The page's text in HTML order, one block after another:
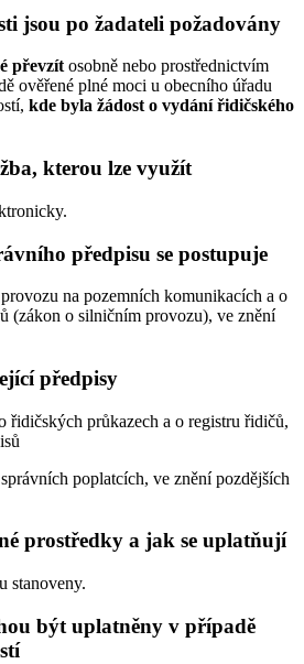
jsou po žadateli požadovány
převzítosobně nebo prostřednictvím
ověřené plné moci u obecního úřadu
kde byla žádost o vydání řidičského
kterou lze využít
předpisu se postupuje
na pozemních komunikacích a o
(zákon o silničním provozu), ve znění
předpisy
řidičských průkazech a o registru řidičů,
poplatcích, ve znění pozdějších
prostředky a jak se uplatňují
stanoveny.
být uplatněny v případě